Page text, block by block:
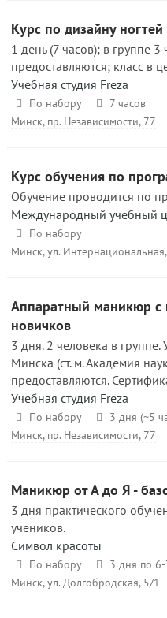
Курс по дизайну ногтей
1 день (7 часов); в группе
предоставляются; класс в
Учебная студия Freza
По набору
7 часов
Минск, пр. Независимости, 77
Курс обучения по
Обучение проводится по
Международный учебный
По набору
Минск, ул.
Аппаратный маникюр с
новичков
3 дня. 2 человека в
Минска (ст. м. Академия
предоставляются.
Учебная студия Freza
По набору
3 дня (~5
Минск, пр. Независимости, 77
Маникюр от А до Я -
3 дня практического
учеников.
Символ красоты
По набору
3 дня по 6-
Минск, ул. Долгобродская, 5/1